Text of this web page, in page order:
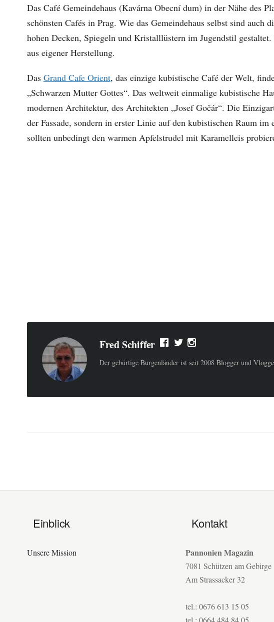
Das Café Gemeindehaus (Kavárna Obecní dum) in der Nähe des
schönsten Cafés in Prag. Wie das Gemeindehaus selbst sind auch
hohen Decken, Spiegeln und Kristalllüstern im Jugendstil
aus eigener Herstellung.
Das Grand Cafe Orient, das einzige kubistische Café der Welt,
„Schwarzen Mutter Gottes“. Das weltweit einmalige kubistische
modernen Architektur, des Architekten „Josef Gočár“. Die
der Fassade, sondern in erster Linie auf den kubistischen Raum
sollten unbedingt den warmen Apfelstrudel mit Karamelleis
Fred Schiffer
Der gebürtige Burgenländer ist seit 2008 Blogger und
Einblick
Unsere Mission
Kontakt
Pannonien Magazin
7081 Schützen am Gebirge
Am Strassacker 32
tel.: 0676 613 15 05
tel.: 0664 484 84 05